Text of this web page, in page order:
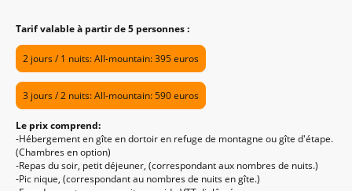
2 jours / 1 nuits: All-mountain: 395 euros
Tarif valable à partir de 5 personnes :
3 jours / 2 nuits: All-mountain: 590 euros
Le prix comprend:
-Hébergement en gîte en dortoir en refuge de montagne ou gîte d'étape.
(Chambres en option)
-Repas du soir, petit déjeuner, (correspondant aux nombres de nuits.)
-Pic nique, (correspondant au nombres de nuits en gîte.)